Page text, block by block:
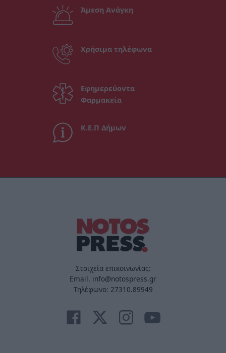
Άμεση Ανάγκη
Χρήσιμα τηλέφωνα
Εφημερεύοντα
Φαρμακεία
Κ.Ε.Π Δήμων
Στοιχεία επικοινωνίας:
Email. info@notospress.gr
Τηλέφωνο: 27310.89949